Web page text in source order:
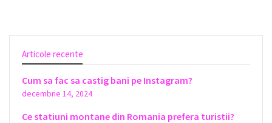
Articole recente
Cum sa fac sa castig bani pe Instagram?
decembrie 14, 2024
Ce statiuni montane din Romania prefera turistii?